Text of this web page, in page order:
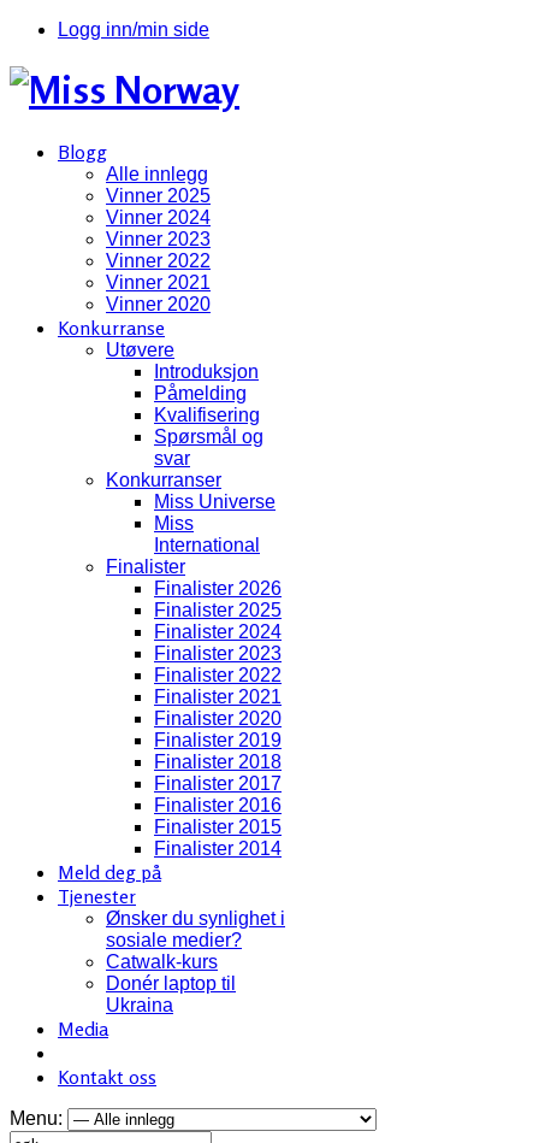
Logg inn/min side
Blogg
Alle innlegg
Vinner 2025
Vinner 2024
Vinner 2023
Vinner 2022
Vinner 2021
Vinner 2020
Konkurranse
Utøvere
Introduksjon
Påmelding
Kvalifisering
Spørsmål og
svar
Konkurranser
Miss Universe
Miss
International
Finalister
Finalister 2026
Finalister 2025
Finalister 2024
Finalister 2023
Finalister 2022
Finalister 2021
Finalister 2020
Finalister 2019
Finalister 2018
Finalister 2017
Finalister 2016
Finalister 2015
Finalister 2014
Meld deg på
Tjenester
Ønsker du synlighet i
sosiale medier?
Catwalk-kurs
Donér laptop til
Ukraina
Media
Kontakt oss
Menu: